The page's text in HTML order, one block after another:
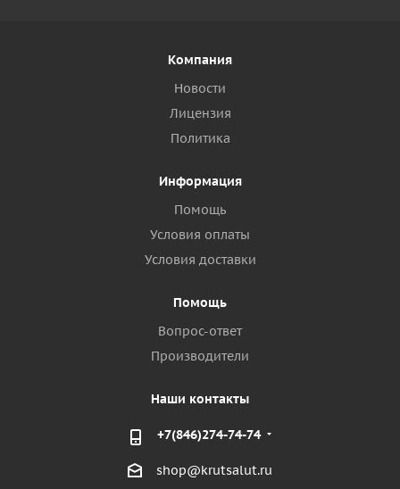
Компания
Новости
Лицензия
Политика
Информация
Помощь
Условия оплаты
Условия доставки
Помощь
Вопрос-ответ
Производители
Наши контакты
+7(846)274-74-74
shop@krutsalut.ru